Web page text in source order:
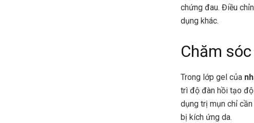
chứng đau. Điều
dụng khác.
Chăm
Trong lớp gel của
trì độ đàn hồi tạo
dụng trị mụn chỉ
bị kích ứng da.